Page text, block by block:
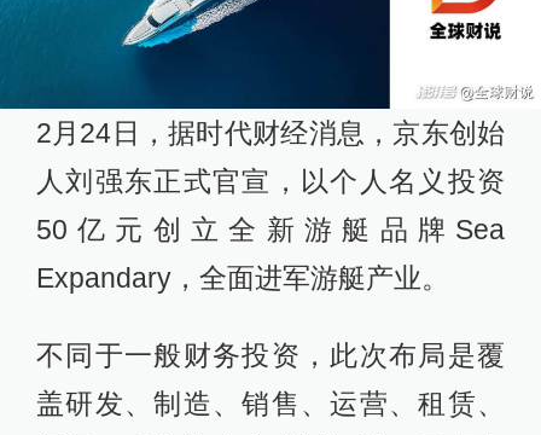
2月24日，据时代财经消息，京东创始
人刘强东正式官宣，以个人名义投资
50亿元创立全新游艇品牌Sea
Expandary，全面进军游艇产业。
不同于一般财务投资，此次布局是覆
盖研发、制造、销售、运营、租赁、